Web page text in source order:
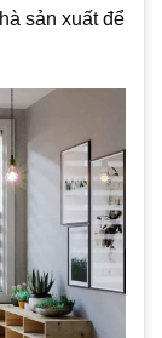
sản xuất để